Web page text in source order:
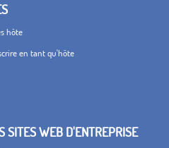
hôte
en tant qu'hôte
SITES WEB D'ENTREPRISE